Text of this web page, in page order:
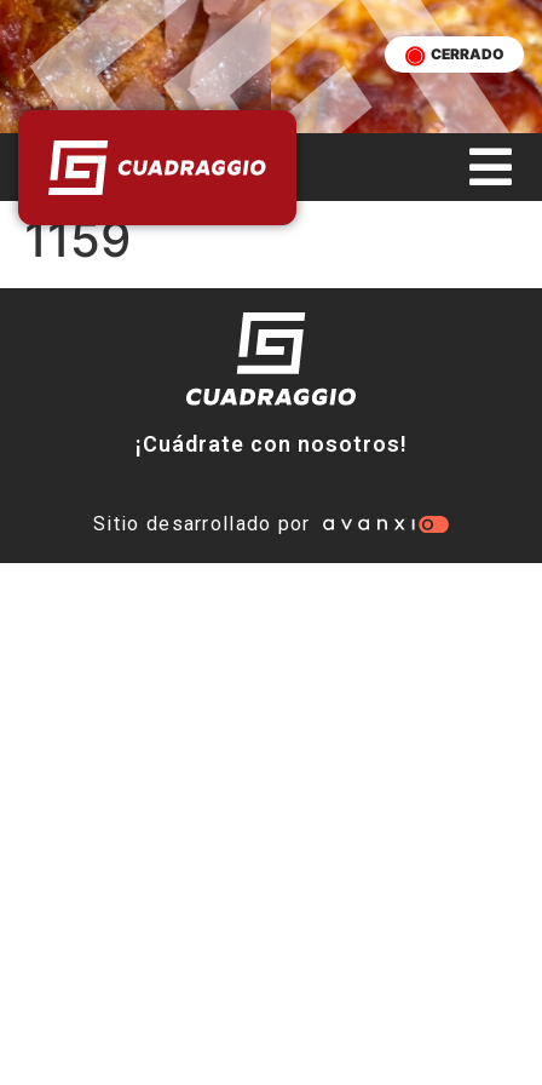
CERRADO
1159
¡Cuádrate con nosotros!
Sitio desarrollado por